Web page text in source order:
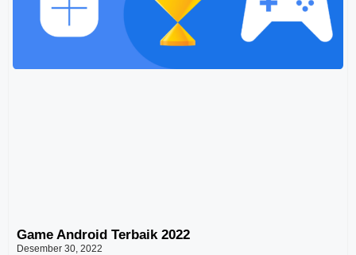
Game Android Terbaik 2022
Desember 30, 2022